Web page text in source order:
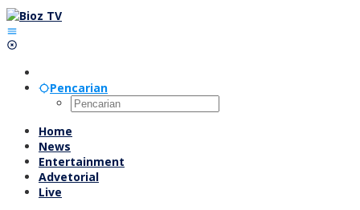
Lewati
ke
konten
Pencarian
Home
News
Entertainment
Advetorial
Live